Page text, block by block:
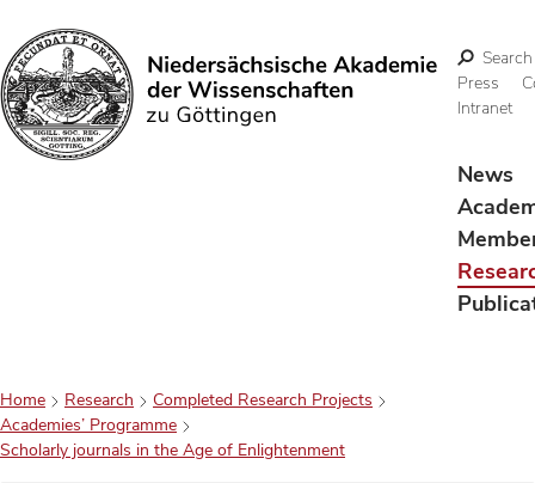
Search
Search
Press
Intranet
News
Home Research
Completed Research Projects
Academies’ Programme
Scholarly journals in the Age of Enlightenment